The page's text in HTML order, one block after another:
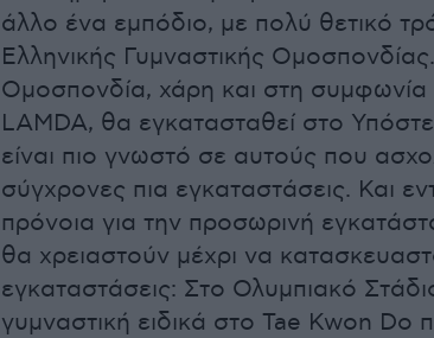
άλλο ένα εμπόδιο, με πολύ θετικό
Ελληνικής Γυμναστικής
Ομοσπονδία, χάρη και στη συμφωνία
LAMDA, θα εγκατασταθεί στο
είναι πιο γνωστό σε αυτούς που
σύγχρονες πια εγκαταστάσεις. Και
πρόνοια για την προσωρινή
θα χρειαστούν μέχρι να
εγκαταστάσεις: Στο Ολυμπιακό
γυμναστική ειδικά στο Tae Kwon Do